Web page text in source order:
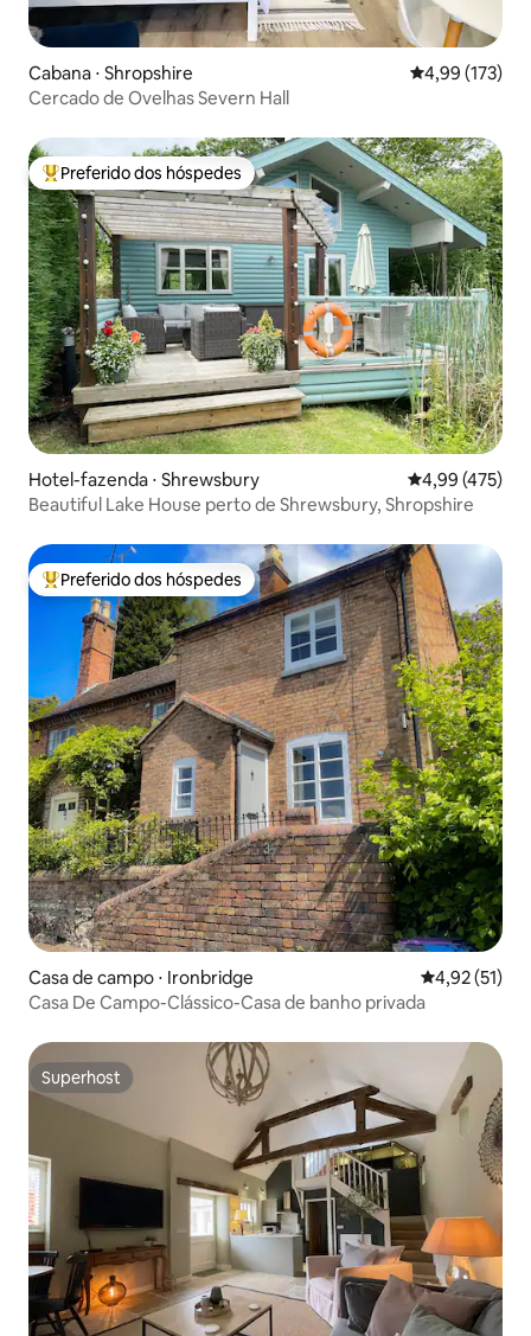
Cabana ⋅ Shropshire 4,99 de uma
4,99 (173)
Cercado de Ovelhas Severn Hall
Entre os melhores preferidos dos hóspedes
Preferido dos hóspedes
Hotel-fazenda ⋅ Shrewsbury 4,99 de uma
4,99 (475)
Beautiful Lake House perto de Shrewsbury, Shropshire
Entre os melhores preferidos dos hóspedes
Preferido dos hóspedes
Casa de campo ⋅ Ironbridge 4,92 de uma
4,92 (51)
Casa De Campo-Clássico-Casa de banho privada
Superhost
Superhost